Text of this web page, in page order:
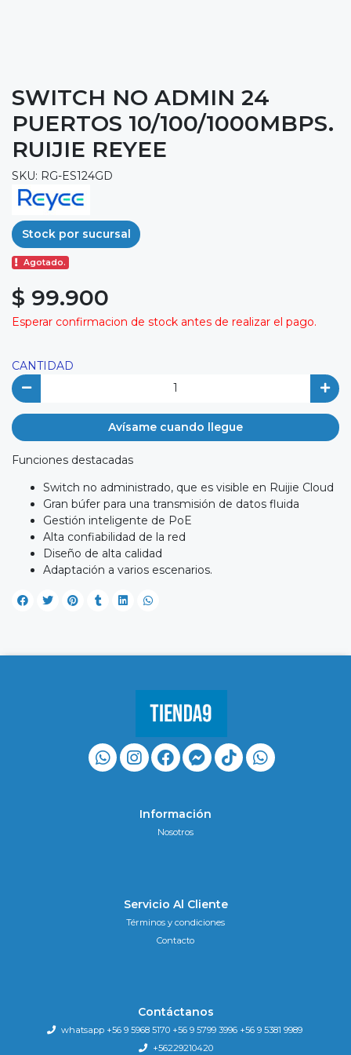
SWITCH NO ADMIN 24
PUERTOS 10/100/1000MBPS.
RUIJIE REYEE
SKU: RG-ES124GD
Stock por sucursal
Agotado.
$ 99.900
Esperar confirmacion de stock antes de realizar el pago.
CANTIDAD
Avísame cuando llegue
Funciones destacadas
Switch no administrado, que es visible en Ruijie Cloud
Gran búfer para una transmisión de datos fluida
Gestión inteligente de PoE
Alta confiabilidad de la red
Diseño de alta calidad
Adaptación a varios escenarios.
Información
Nosotros
Servicio Al Cliente
Términos y condiciones
Contacto
Contáctanos
whatsapp +56 9 5968 5170 +56 9 5799 3996 +56 9 5381 9989
+56229210420